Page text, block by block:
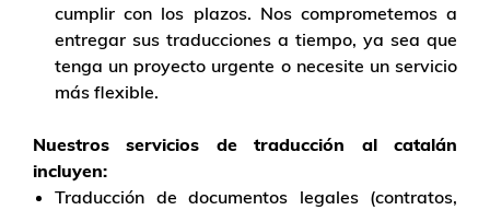
cumplir con los plazos. Nos comprometemos a
entregar sus traducciones a tiempo, ya sea que
tenga un proyecto urgente o necesite un servicio
más flexible.
Nuestros servicios de traducción al catalán
incluyen:
Traducción de documentos legales (contratos,